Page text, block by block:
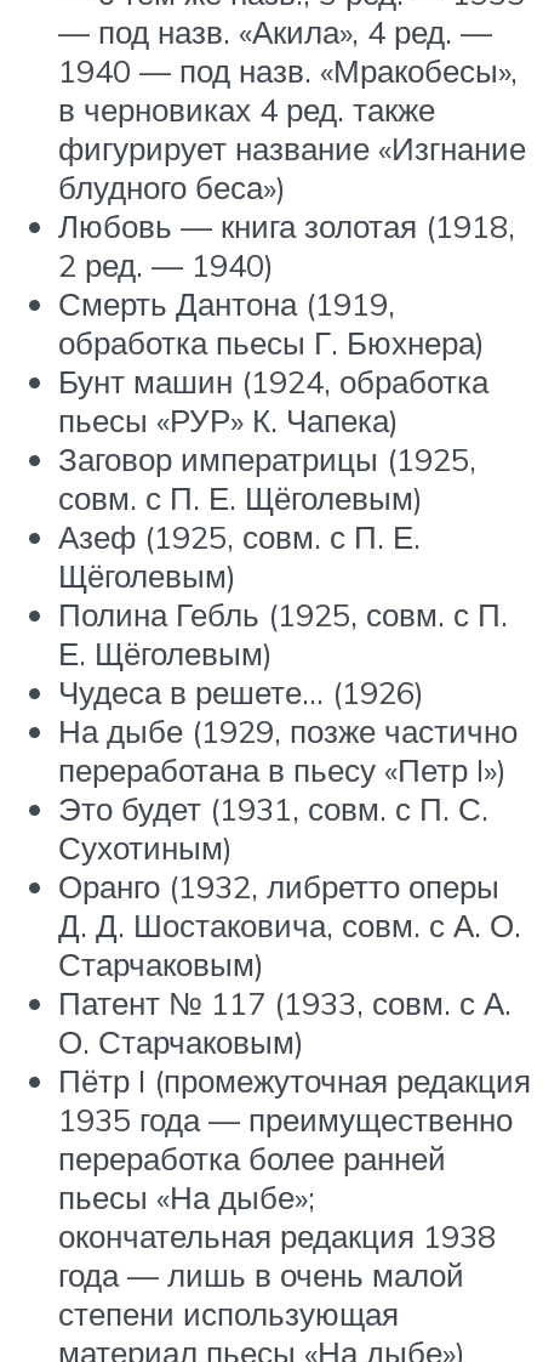
— под назв. «Акила», 4 ред. —
1940 — под назв. «Мракобесы»,
в черновиках 4 ред. также
фигурирует название «Изгнание
блудного беса»)
Любовь — книга золотая (1918,
2 ред. — 1940)
Смерть Дантона (1919,
обработка пьесы Г. Бюхнера)
Бунт машин (1924, обработка
пьесы «РУР» К. Чапека)
Заговор императрицы (1925,
совм. с П. Е. Щёголевым)
Азеф (1925, совм. с П. Е.
Щёголевым)
Полина Гебль (1925, совм. с П.
Е. Щёголевым)
Чудеса в решете… (1926)
На дыбе (1929, позже частично
переработана в пьесу «Петр I»)
Это будет (1931, совм. с П. С.
Сухотиным)
Оранго (1932, либретто оперы
Д. Д. Шостаковича, совм. с А. О.
Старчаковым)
Патент № 117 (1933, совм. с А.
О. Старчаковым)
Пётр I (промежуточная редакция
1935 года — преимущественно
переработка более ранней
пьесы «На дыбе»;
окончательная редакция 1938
года — лишь в очень малой
степени использующая
материал пьесы «На дыбе»)